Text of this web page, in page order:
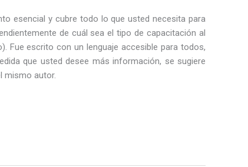
esencial y cubre todo lo que usted necesita para
de cuál sea el tipo de capacitación al
Fue escrito con un lenguaje accesible para todos,
que usted desee más información, se sugiere
mismo autor.